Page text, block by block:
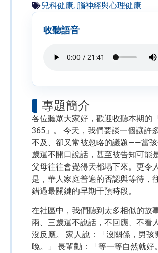
兒科健康, 腦神經與心理健康
收聽語音
專題簡介
各位聽眾大家好，歡迎收聽本期的
365」。 今天，我們要談一個讓許
不及、卻又常被忽略的議題——當
歲還不開口說話，甚至被告知可能
父母往往會覺得天都塌下來。更令
是，華人家庭普遍的否認與等待，
錯過最關鍵的早期干預時段。
在社區中，我們聽到太多相似的故
兩、三歲還不說話，不回應、不看
沒反應。 家人說：「沒關係，男孩
晚。」 長輩勸：「等一等自然就好